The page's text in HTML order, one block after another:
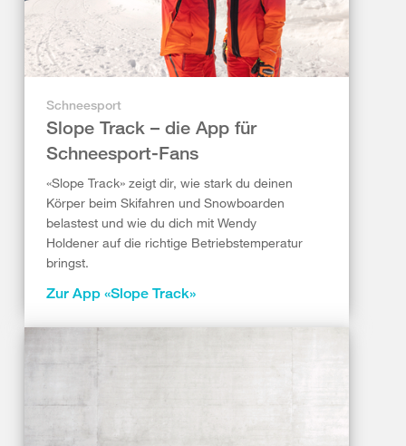
Schneesport
Slope Track – die App für
Schneesport-Fans
«Slope Track» zeigt dir, wie stark du deinen
Körper beim Skifahren und Snowboarden
belastest und wie du dich mit Wendy
Holdener auf die richtige Betriebstemperatur
bringst.
Zur App «Slope Track»